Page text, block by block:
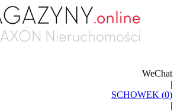
WeChat
|
SCHOWEK (0)
|